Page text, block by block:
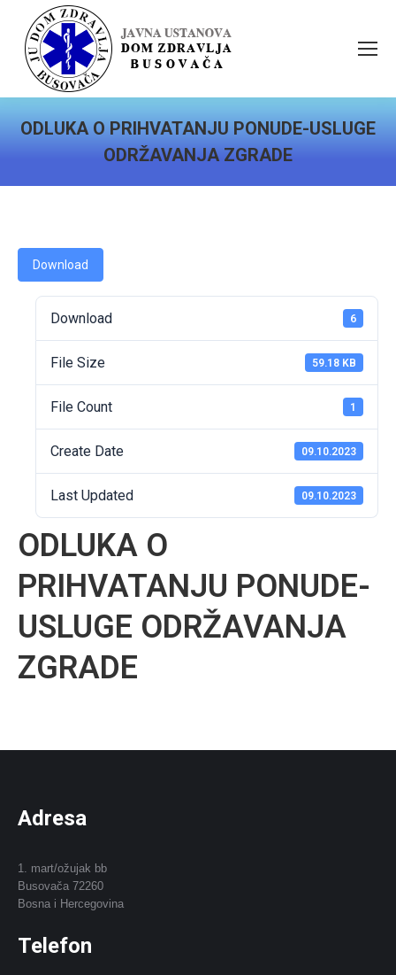
ODLUKA O PRIHVATANJU PONUDE-USLUGE
ODRŽAVANJA ZGRADE
Download
Download 6
File Size 59.18 KB
File Count 1
Create Date 09.10.2023
Last Updated 09.10.2023
ODLUKA O
PRIHVATANJU PONUDE-
USLUGE ODRŽAVANJA
ZGRADE
Adresa
1. mart/ožujak bb
Busovača 72260
Bosna i Hercegovina
Telefon